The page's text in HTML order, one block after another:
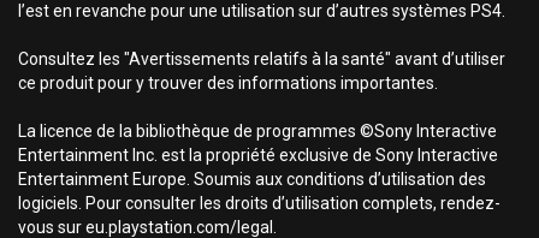
l’est en revanche pour une utilisation sur d’autres systèmes PS4.
Consultez les "Avertissements relatifs à la santé" avant d’utiliser
ce produit pour y trouver des informations importantes.
La licence de la bibliothèque de programmes ©Sony Interactive
Entertainment Inc. est la propriété exclusive de Sony Interactive
Entertainment Europe. Soumis aux conditions d’utilisation des
logiciels. Pour consulter les droits d’utilisation complets, rendez-
vous sur eu.playstation.com/legal.